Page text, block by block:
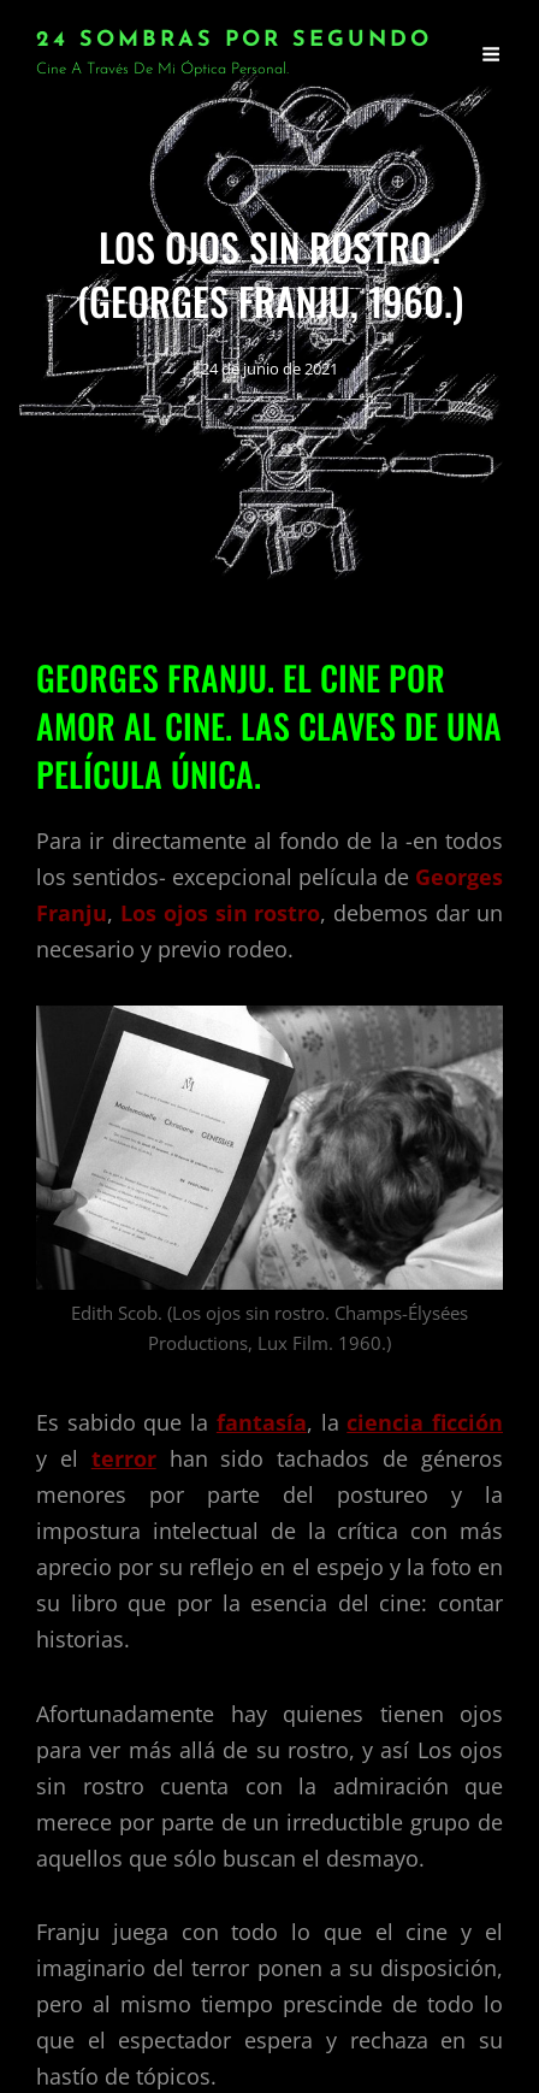
24 SOMBRAS POR SEGUNDO
Cine A Través De Mi Óptica Personal.
LOS OJOS SIN ROSTRO.
(GEORGES FRANJU, 1960.)
24 de junio de 2021
GEORGES FRANJU. EL CINE POR
AMOR AL CINE. LAS CLAVES DE UNA
PELÍCULA ÚNICA.
Para ir directamente al fondo de la -en todos
los sentidos- excepcional película de Georges
Franju, Los ojos sin rostro, debemos dar un
necesario y previo rodeo.
Edith Scob. (Los ojos sin rostro. Champs-Élysées
Productions, Lux Film. 1960.)
Es sabido que la fantasía, la ciencia ficción
y el terror han sido tachados de géneros
menores por parte del postureo y la
impostura intelectual de la crítica con más
aprecio por su reflejo en el espejo y la foto en
su libro que por la esencia del cine: contar
historias.
Afortunadamente hay quienes tienen ojos
para ver más allá de su rostro, y así Los ojos
sin rostro cuenta con la admiración que
merece por parte de un irreductible grupo de
aquellos que sólo buscan el desmayo.
Franju juega con todo lo que el cine y el
imaginario del terror ponen a su disposición,
pero al mismo tiempo prescinde de todo lo
que el espectador espera y rechaza en su
hastío de tópicos.